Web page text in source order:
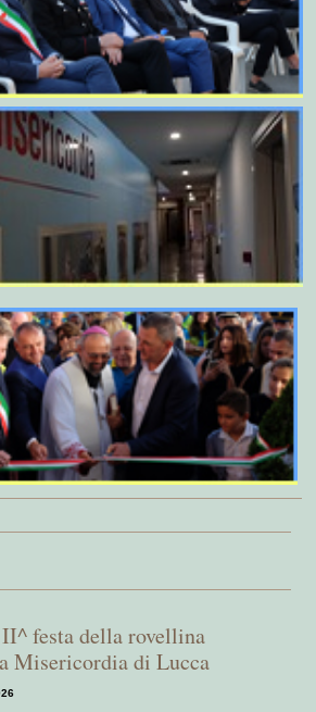
festa della rovellina
Misericordia di Lucca